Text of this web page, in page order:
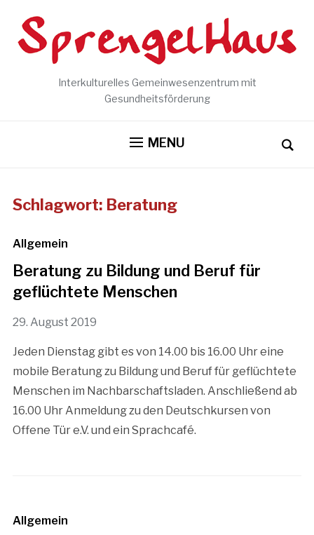
Interkulturelles Gemeinwesenzentrum mit
Gesundheitsförderung
MENU
Schlagwort: Beratung
Allgemein
Beratung zu Bildung und Beruf für
geflüchtete Menschen
29. August 2019
Jeden Dienstag gibt es von 14.00 bis 16.00 Uhr eine
mobile Beratung zu Bildung und Beruf für geflüchtete
Menschen im Nachbarschaftsladen. Anschließend ab
16.00 Uhr Anmeldung zu den Deutschkursen von
Offene Tür e.V. und ein Sprachcafé.
Allgemein